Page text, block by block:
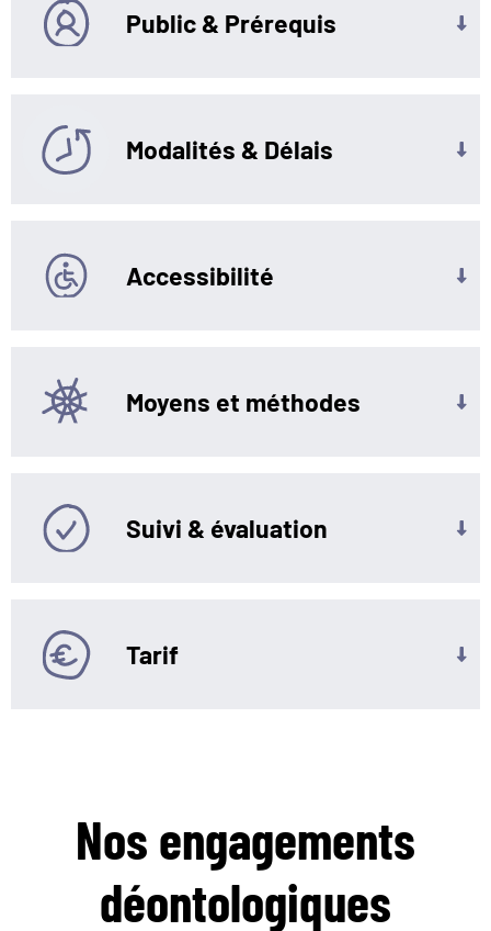
Public & Prérequis
Modalités & Délais
Accessibilité
Moyens et méthodes
Suivi & évaluation
Tarif
Nos engagements
déontologiques